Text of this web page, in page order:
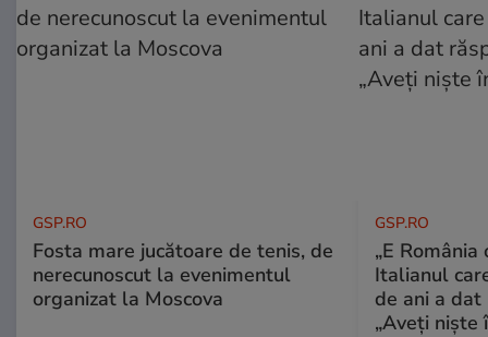
GSP.RO
Fosta mare jucătoare de tenis, de
nerecunoscut la evenimentul
organizat la Moscova
GSP.RO
„E
Italianul
de ani a
„Aveți niște